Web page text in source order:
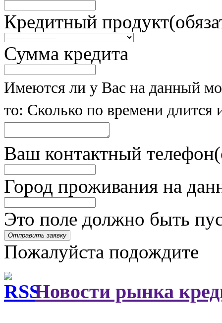
Кредитный продукт
Сумма кредита
Имеются ли у Вас на данный
то: Сколько по времени длится
Ваш контактный телефон
Город проживания на
Это поле должно быть
Отправить заявку
Пожалуйста подождите
Новости рынка